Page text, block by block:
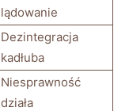
lądowanie
Dezintegracja
kadłuba
Niesprawność
działa